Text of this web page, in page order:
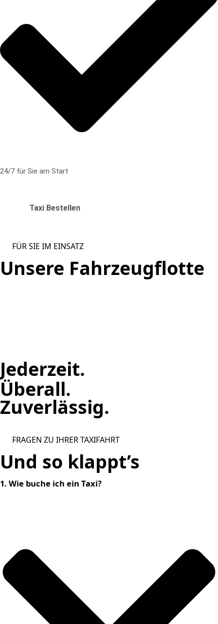
24/7 für Sie am Start
Taxi Bestellen
FÜR SIE IM EINSATZ
Unsere Fahrzeugflotte
Jederzeit.
Überall.
Zuverlässig.
FRAGEN ZU IHRER TAXIFAHRT
Und so klappt’s
1. Wie buche ich ein Taxi?